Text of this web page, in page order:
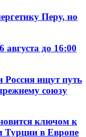
Перу, но
августа до 16:00
ищут путь
союзу
ключом к
Турции в Европе